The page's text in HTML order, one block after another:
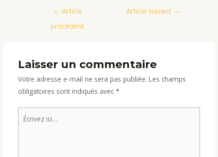
← Article
précédent
Article suivant →
Laisser un commentaire
Votre adresse e-mail ne sera pas publiée. Les champs
obligatoires sont indiqués avec *
Écrivez